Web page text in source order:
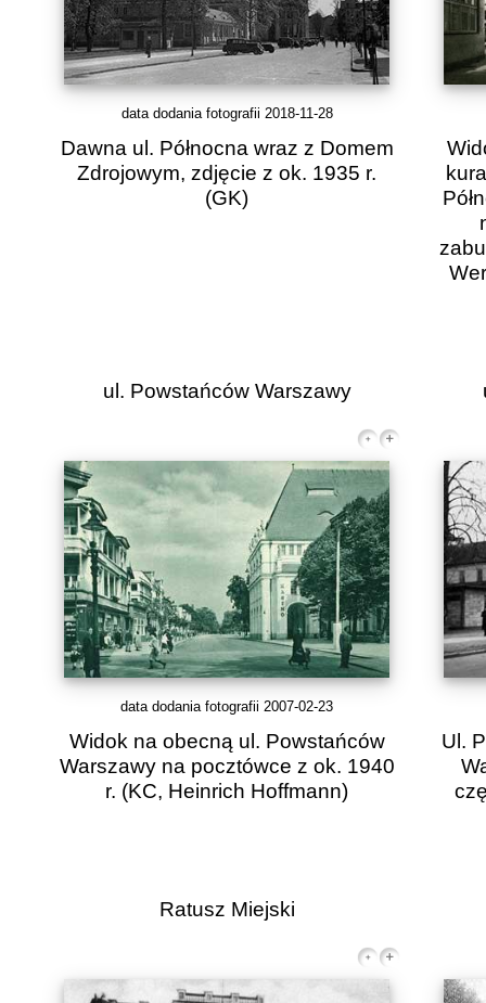
data dodania fotografii 2018-11-28
Dawna ul. Północna wraz z Domem
Zdrojowym, zdjęcie z ok. 1935 r.
(GK)
ul. Powstańców Warszawy
data dodania fotografii 2007-02-23
Widok na obecną ul. Powstańców
Warszawy na pocztówce z ok. 1940
r. (KC, Heinrich Hoffmann)
Ul.
Ratusz Miejski